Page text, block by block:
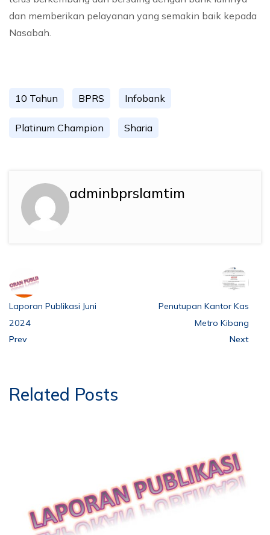
dan memberikan pelayanan yang semakin baik kepada
Nasabah.
10 Tahun BPRS Infobank
Platinum Champion Sharia
adminbprslamtim
Laporan Publikasi Juni
2024
Prev
Penutupan Kantor Kas
Metro Kibang
Next
Related Posts